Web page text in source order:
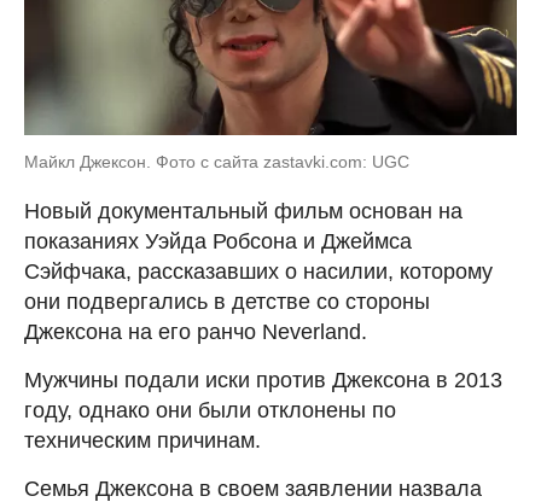
Майкл Джексон. Фото с сайта zastavki.com: UGC
Новый документальный фильм основан на
показаниях Уэйда Робсона и Джеймса
Сэйфчака, рассказавших о насилии, которому
они подвергались в детстве со стороны
Джексона на его ранчо Neverland.
Мужчины подали иски против Джексона в 2013
году, однако они были отклонены по
техническим причинам.
Семья Джексона в своем заявлении назвала